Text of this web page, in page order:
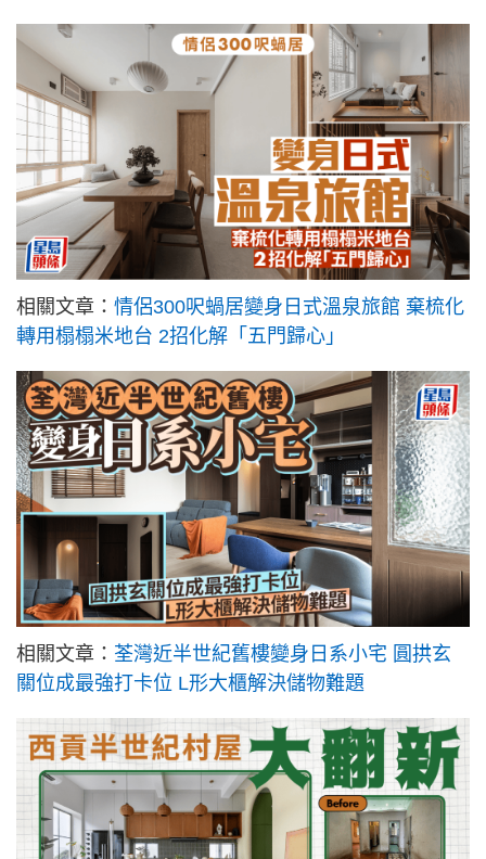
相關文章： 情侶300呎蝸居變身日式溫泉旅館 棄梳化
轉用榻榻米地台 2招化解「五門歸心」
相關文章： 荃灣近半世紀舊樓變身日系小宅 圓拱玄
關位成最強打卡位 L形大櫃解決儲物難題